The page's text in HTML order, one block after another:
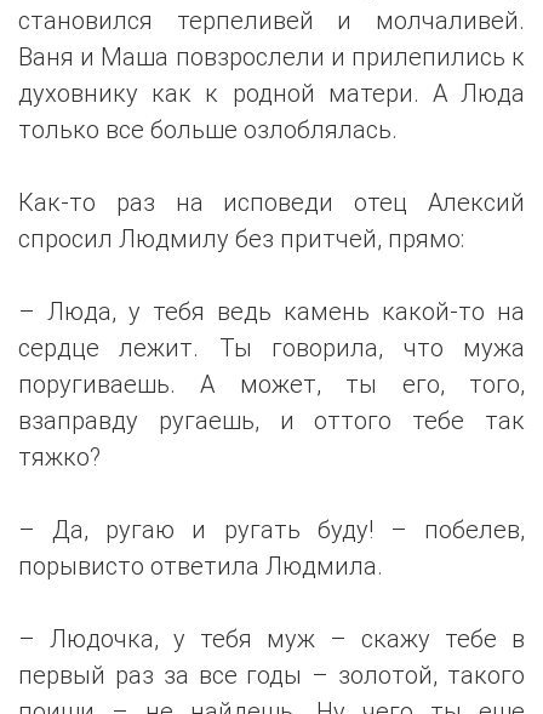
становился терпеливей и молчаливей.
Ваня и Маша повзрослели и прилепились к
духовнику как к родной матери. А Люда
только все больше озлоблялась.
Как-то раз на исповеди отец Алексий
спросил Людмилу без притчей, прямо:
– Люда, у тебя ведь камень какой-то на
сердце лежит. Ты говорила, что мужа
поругиваешь. А может, ты его, того,
взаправду ругаешь, и оттого тебе так
тяжко?
– Да, ругаю и ругать буду! – побелев,
порывисто ответила Людмила.
– Людочка, у тебя муж – скажу тебе в
первый раз за все годы – золотой, такого